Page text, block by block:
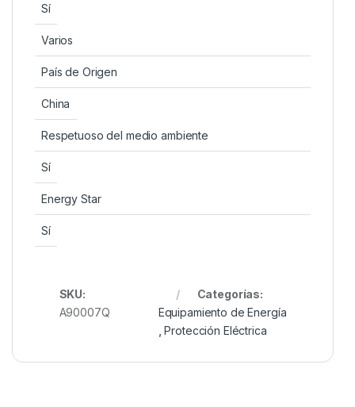
Sí
Varios
País de Origen
China
Respetuoso del medio ambiente
Sí
Energy Star
Sí
SKU:
A90007Q
Categorías:
Equipamiento de Energía
,Protección Eléctrica